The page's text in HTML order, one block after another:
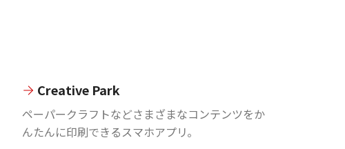
Creative Park
ペーパークラフトなどさまざまなコンテンツをか
んたんに印刷できるスマホアプリ。